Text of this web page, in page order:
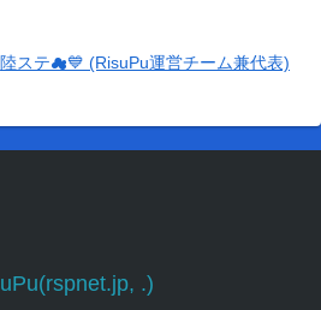
陸ステ☁💙 (RisuPu運営チーム兼代表)